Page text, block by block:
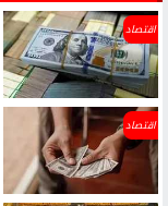
اقتصاد
اقتصاد